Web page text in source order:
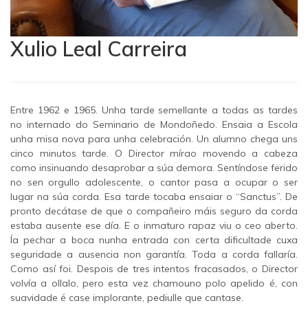
Xulio Leal Carreira
Entre 1962 e 1965. Unha tarde semellante a todas as tardes
no internado do Seminario de Mondoñedo. Ensaia a Escola
unha misa nova para unha celebración. Un alumno chega uns
cinco minutos tarde. O Director mírao movendo a cabeza
como insinuando desaprobar a súa demora. Sentíndose ferido
no sen orgullo adolescente, o cantor pasa a ocupar o ser
lugar na súa corda. Esa tarde tocaba ensaiar o “Sanctus”. De
pronto decátase de que o compañeiro máis seguro da corda
estaba ausente ese día. E o inmaturo rapaz viu o ceo aberto.
Ía pechar a boca nunha entrada con certa dificultade cuxa
seguridade a ausencia non garantía. Toda a corda fallaría.
Como así foi. Despois de tres intentos fracasados, o Director
volvía a ollalo, pero esta vez chamouno polo apelido é, con
suavidade é case implorante, pediulle que cantase.